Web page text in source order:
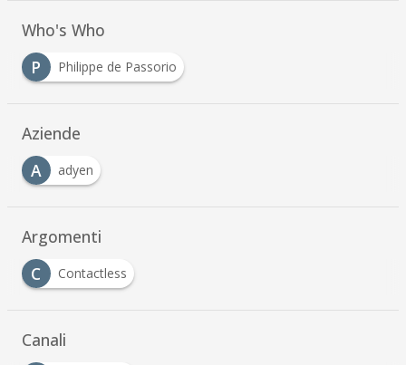
Who's Who
P
Philippe de Passorio
Aziende
A
adyen
Argomenti
C
Contactless
Canali